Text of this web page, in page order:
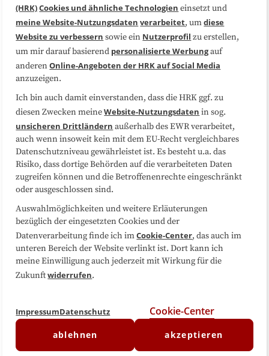
Medienarbeit Kooperationen
Datenschutzerklärung Impressum
Sitemap
Folgen Sie uns
(HRK)Cookies und ähnliche Technologien einsetzt und
meine Website-Nutzungsdaten verarbeitet, umdiese
Website zu verbessern sowie ein Nutzerprofil zu erstellen,
um mir darauf basierend personalisierte Werbungauf
anderenOnline-Angeboten der HRK auf Social Media
anzuzeigen.
Ich bin auch damit einverstanden, dass die HRK ggf. zu
diesen Zwecken meineWebsite-Nutzungsdaten in sog.
unsicheren Drittländern außerhalb des EWR verarbeitet,
auch wenn insoweit kein mit dem EU-Recht vergleichbares
Datenschutzniveau gewährleistet ist. Es besteht u.a. das
Risiko, dass dortige Behörden auf die verarbeiteten Daten
zugreifen können und die Betroffenenrechte eingeschränkt
oder ausgeschlossen sind.
Auswahlmöglichkeiten und weitere Erläuterungen
bezüglich der eingesetzten Cookies und der
Datenverarbeitung finde ich imCookie-Center, das auch im
unteren Bereich der Website verlinkt ist. Dort kann ich
meine Einwilligung auch jederzeit mit Wirkung für die
Zukunftwiderrufen.
ImpressumDatenschutz Cookie-Center
ablehnen akzeptieren